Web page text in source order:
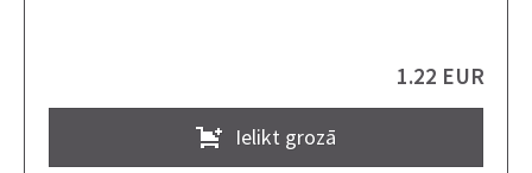
1.22 EUR
Ielikt grozā